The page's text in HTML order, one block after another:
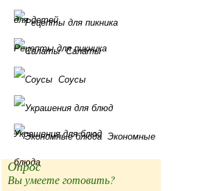
для детей
Рецепты для пикника
Салаты
Соусы
Украшения для блюд Экономные
блюда
Опрос
Вы умеете готовить?